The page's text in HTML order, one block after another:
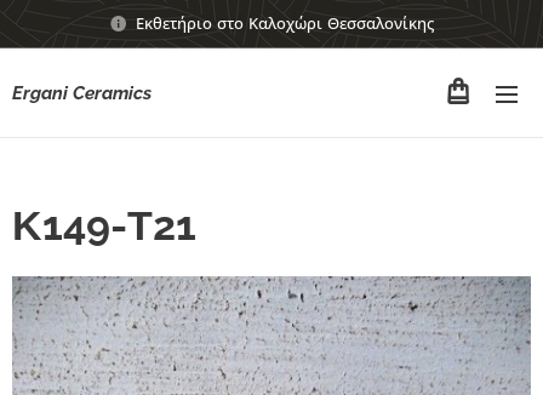
Εκθετήριο στο Καλοχώρι Θεσσαλονίκης
Ergani Ceramics
Κ149-Τ21